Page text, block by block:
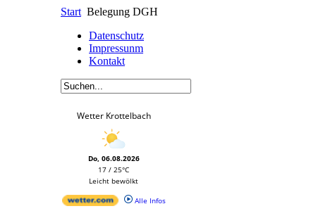
Start Belegung DGH
Datenschutz
Impressunm
Kontakt
Wetter Krottelbach
Do, 06.08.2026
17 / 25°C
Leicht bewölkt
Alle Infos